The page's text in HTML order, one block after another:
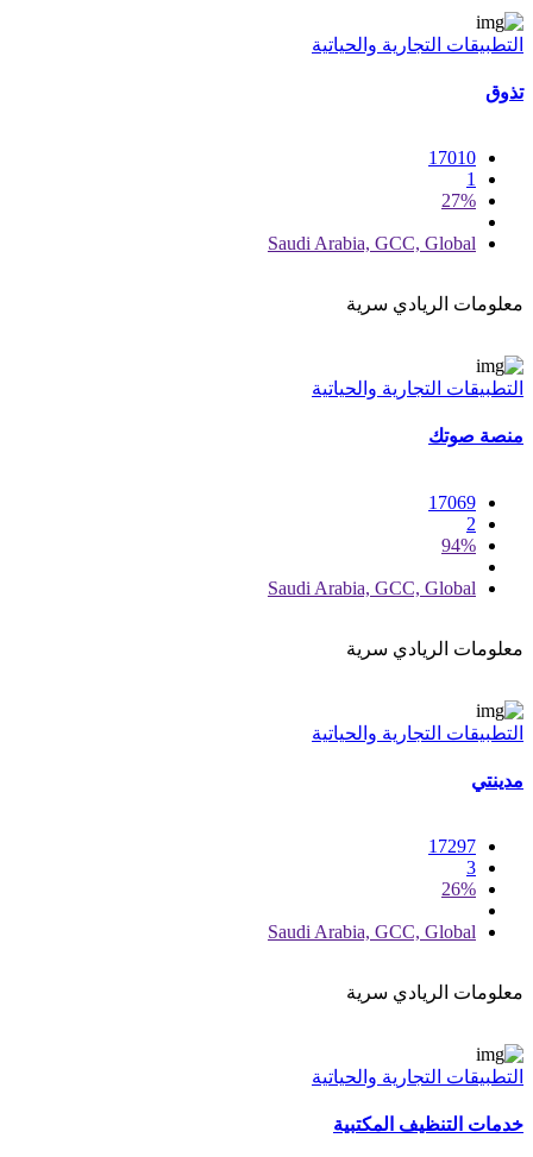
التطبيقات التجارية والحياتية
تذوق
17010
1
27%
Saudi Arabia, GCC, Global
معلومات الريادي سرية
التطبيقات التجارية والحياتية
منصة صوتك
17069
2
94%
Saudi Arabia, GCC, Global
معلومات الريادي سرية
التطبيقات التجارية والحياتية
مدينتي
17297
3
26%
Saudi Arabia, GCC, Global
معلومات الريادي سرية
التطبيقات التجارية والحياتية
خدمات التنظيف المكتبية